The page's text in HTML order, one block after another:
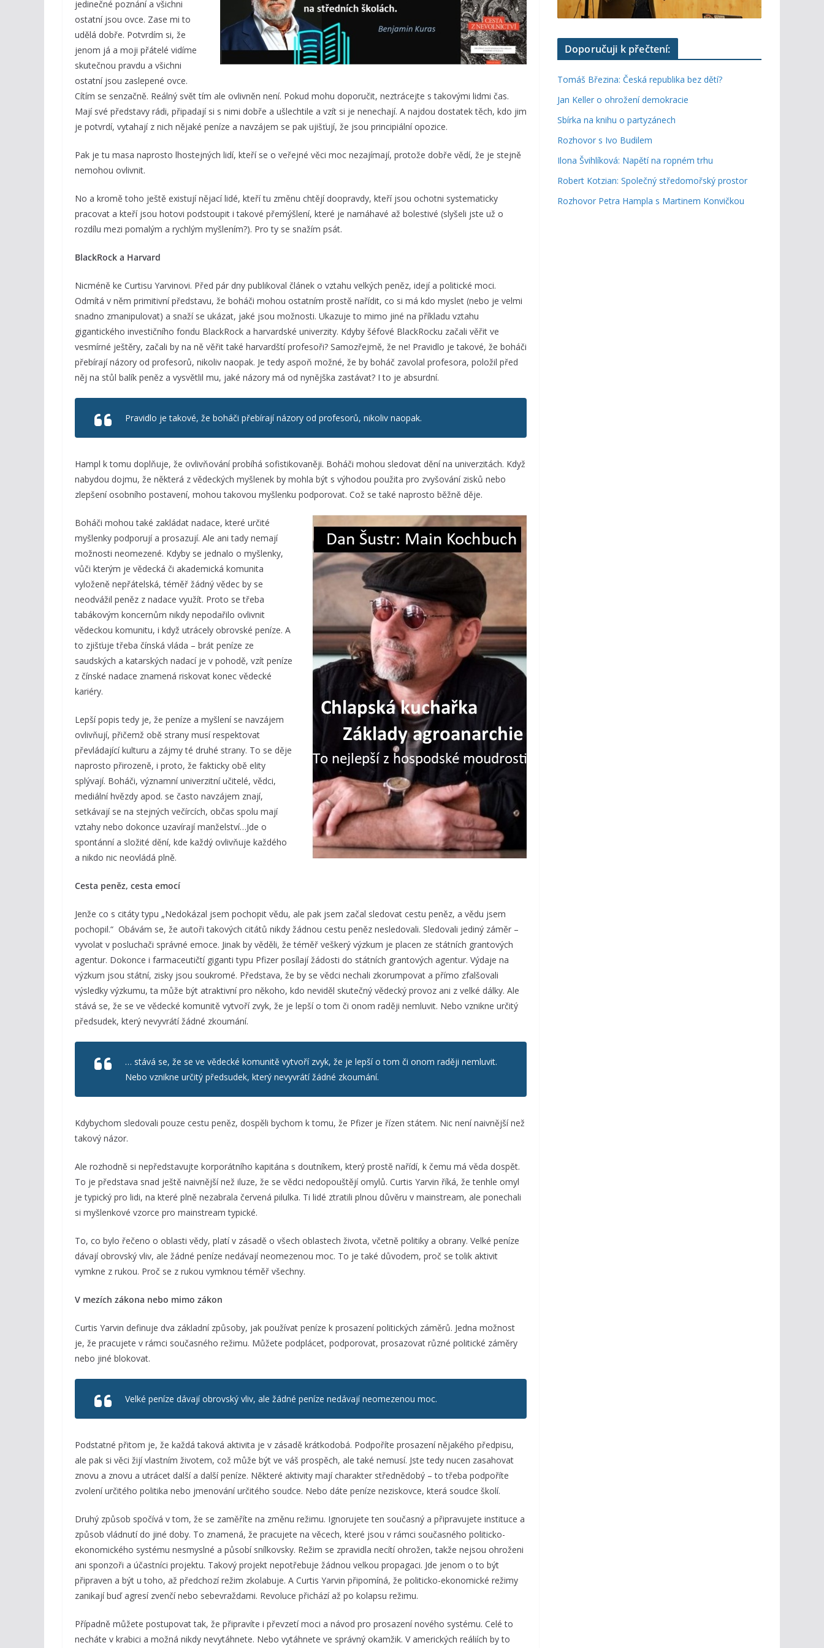
jedinečné poznání a všichni
ostatní jsou ovce. Zase mi to
udělá dobře. Potvrdím si, že
jenom já a moji přátelé vidíme
skutečnou pravdu a všichni
ostatní jsou zaslepené ovce.
Cítím se senzačně. Reálný svět tím ale ovlivněn není. Pokud mohu doporučit, neztrácejte s takovými lidmi čas.
Mají své představy rádi, připadají si s nimi dobře a ušlechtile a vzít si je nenechají. A najdou dostatek těch, kdo jim
je potvrdí, vytahají z nich nějaké peníze a navzájem se pak ujišťují, že jsou principiální opozice.
Pak je tu masa naprosto lhostejných lidí, kteří se o veřejné věci moc nezajímají, protože dobře vědí, že je stejně
nemohou ovlivnit.
No a kromě toho ještě existují nějací lidé, kteří tu změnu chtějí doopravdy, kteří jsou ochotni systematicky
pracovat a kteří jsou hotovi podstoupit i takové přemýšlení, které je namáhavé až bolestivé (slyšeli jste už o
rozdílu mezi pomalým a rychlým myšlením?). Pro ty se snažím psát.
BlackRock a Harvard
Nicméně ke Curtisu Yarvinovi. Před pár dny publikoval článek o vztahu velkých peněz, idejí a politické moci.
Odmítá v něm primitivní představu, že boháči mohou ostatním prostě nařídit, co si má kdo myslet (nebo je velmi
snadno zmanipulovat) a snaží se ukázat, jaké jsou možnosti. Ukazuje to mimo jiné na příkladu vztahu
gigantického investičního fondu BlackRock a harvardské univerzity. Kdyby šéfové BlackRocku začali věřit ve
vesmírné ještěry, začali by na ně věřit také harvardští profesoři? Samozřejmě, že ne! Pravidlo je takové, že boháči
přebírají názory od profesorů, nikoliv naopak. Je tedy aspoň možné, že by boháč zavolal profesora, položil před
něj na stůl balík peněz a vysvětlil mu, jaké názory má od nynějška zastávat? I to je absurdní.
Pravidlo je takové, že boháči přebírají názory od profesorů, nikoliv naopak.
Hampl k tomu doplňuje, že ovlivňování probíhá sofistikovaněji. Boháči mohou sledovat dění na univerzitách. Když
nabydou dojmu, že některá z vědeckých myšlenek by mohla být s výhodou použita pro zvyšování zisků nebo
zlepšení osobního postavení, mohou takovou myšlenku podporovat. Což se také naprosto běžně děje.
Boháči mohou také zakládat nadace, které určité
myšlenky podporují a prosazují. Ale ani tady nemají
možnosti neomezené. Kdyby se jednalo o myšlenky,
vůči kterým je vědecká či akademická komunita
vyloženě nepřátelská, téměř žádný vědec by se
neodvážil peněz z nadace využít. Proto se třeba
tabákovým koncernům nikdy nepodařilo ovlivnit
vědeckou komunitu, i když utrácely obrovské peníze. A
to zjišťuje třeba čínská vláda – brát peníze ze
saudských a katarských nadací je v pohodě, vzít peníze
z čínské nadace znamená riskovat konec vědecké
kariéry.
Lepší popis tedy je, že peníze a myšlení se navzájem
ovlivňují, přičemž obě strany musí respektovat
převládající kulturu a zájmy té druhé strany. To se děje
naprosto přirozeně, i proto, že fakticky obě elity
splývají. Boháči, významní univerzitní učitelé, vědci,
mediální hvězdy apod. se často navzájem znají,
setkávají se na stejných večírcích, občas spolu mají
vztahy nebo dokonce uzavírají manželství…Jde o
spontánní a složité dění, kde každý ovlivňuje každého
a nikdo nic neovládá plně.
Cesta peněz, cesta emocí
Jenže co s citáty typu „Nedokázal jsem pochopit vědu, ale pak jsem začal sledovat cestu peněz, a vědu jsem
pochopil.“ Obávám se, že autoři takových citátů nikdy žádnou cestu peněz nesledovali. Sledovali jediný záměr –
vyvolat v posluchači správné emoce. Jinak by věděli, že téměř veškerý výzkum je placen ze státních grantových
agentur. Dokonce i farmaceutičtí giganti typu Pfizer posílají žádosti do státních grantových agentur. Výdaje na
výzkum jsou státní, zisky jsou soukromé. Představa, že by se vědci nechali zkorumpovat a přímo zfalšovali
výsledky výzkumu, ta může být atraktivní pro někoho, kdo neviděl skutečný vědecký provoz ani z velké dálky. Ale
stává se, že se ve vědecké komunitě vytvoří zvyk, že je lepší o tom či onom raději nemluvit. Nebo vznikne určitý
předsudek, který nevyvrátí žádné zkoumání.
… stává se, že se ve vědecké komunitě vytvoří zvyk, že je lepší o tom či onom raději nemluvit.
Nebo vznikne určitý předsudek, který nevyvrátí žádné zkoumání.
Kdybychom sledovali pouze cestu peněz, dospěli bychom k tomu, že Pfizer je řízen státem. Nic není naivnější než
takový názor.
Ale rozhodně si nepředstavujte korporátního kapitána s doutníkem, který prostě nařídí, k čemu má věda dospět.
To je představa snad ještě naivnější než iluze, že se vědci nedopouštějí omylů. Curtis Yarvin říká, že tenhle omyl
je typický pro lidi, na které plně nezabrala červená pilulka. Ti lidé ztratili plnou důvěru v mainstream, ale ponechali
si myšlenkové vzorce pro mainstream typické.
To, co bylo řečeno o oblasti vědy, platí v zásadě o všech oblastech života, včetně politiky a obrany. Velké peníze
dávají obrovský vliv, ale žádné peníze nedávají neomezenou moc. To je také důvodem, proč se tolik aktivit
vymkne z rukou. Proč se z rukou vymknou téměř všechny.
V mezích zákona nebo mimo zákon
Curtis Yarvin definuje dva základní způsoby, jak používat peníze k prosazení politických záměrů. Jedna možnost
je, že pracujete v rámci současného režimu. Můžete podplácet, podporovat, prosazovat různé politické záměry
nebo jiné blokovat.
Velké peníze dávají obrovský vliv, ale žádné peníze nedávají neomezenou moc.
Podstatné přitom je, že každá taková aktivita je v zásadě krátkodobá. Podpoříte prosazení nějakého předpisu,
ale pak si věci žijí vlastním životem, což může být ve váš prospěch, ale také nemusí. Jste tedy nucen zasahovat
znovu a znovu a utrácet další a další peníze. Některé aktivity mají charakter střednědobý – to třeba podpoříte
zvolení určitého politika nebo jmenování určitého soudce. Nebo dáte peníze neziskovce, která soudce školí.
Druhý způsob spočívá v tom, že se zaměříte na změnu režimu. Ignorujete ten současný a připravujete instituce a
způsob vládnutí do jiné doby. To znamená, že pracujete na věcech, které jsou v rámci současného politicko-
ekonomického systému nesmyslné a působí snílkovsky. Režim se zpravidla necítí ohrožen, takže nejsou ohroženi
ani sponzoři a účastníci projektu. Takový projekt nepotřebuje žádnou velkou propagaci. Jde jenom o to být
připraven a být u toho, až předchozí režim zkolabuje. A Curtis Yarvin připomíná, že politicko-ekonomické režimy
zanikají buď agresí zvenčí nebo sebevraždami. Revoluce přichází až po kolapsu režimu.
Případně můžete postupovat tak, že připravíte i převzetí moci a návod pro prosazení nového systému. Celé to
necháte v krabici a možná nikdy nevytáhnete. Nebo vytáhnete ve správný okamžik. V amerických reáliích by to
Doporučuji k přečtení:
Tomáš Březina: Česká republika bez dětí?
Jan Keller o ohrožení demokracie
Sbírka na knihu o partyzánech
Rozhovor s Ivo Budilem
Ilona Švihlíková: Napětí na ropném trhu
Robert Kotzian: Společný středomořský prostor
Rozhovor Petra Hampla s Martinem Konvičkou